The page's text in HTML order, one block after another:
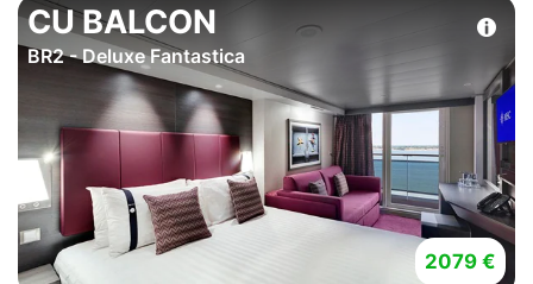
CU BALCON
BR2 - Deluxe Fantastica
2079 €